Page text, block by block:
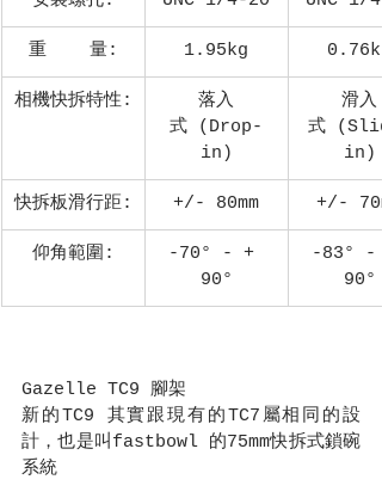
重    量: 1.95kg 0.76kg
相機快拆特性:
落入
式 (Drop-
in)
滑入
式
in)
快拆板滑行距: +/- 80mm +/-
仰角範圍:
-70° - +
90°
-83° -
90°
Gazelle TC9 腳架
新的TC9 其實跟現有的TC7屬相同的設
計，也是叫fastbowl 的75mm快拆式鎖碗
系統